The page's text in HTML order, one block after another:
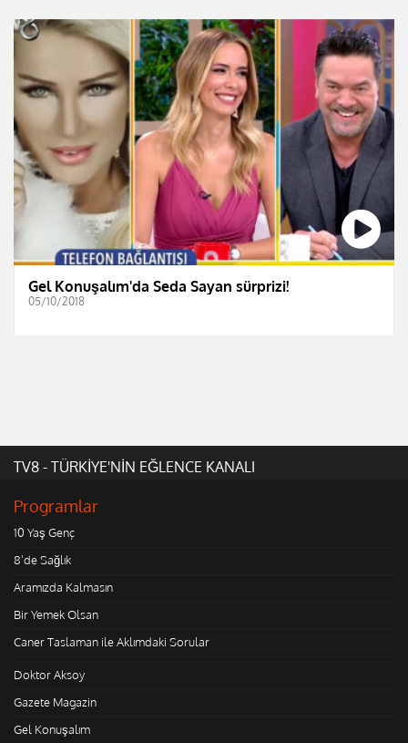
Gel Konuşalım'da Seda Sayan sürprizi!
05/10/2018
TV8 - TÜRKİYE'NİN EĞLENCE KANALI
Programlar
10 Yaş Genç
8'de Sağlık
Aramızda Kalmasın
Bir Yemek Olsan
Caner Taslaman ile Aklımdaki Sorular
Doktor Aksoy
Gazete Magazin
Gel Konuşalım